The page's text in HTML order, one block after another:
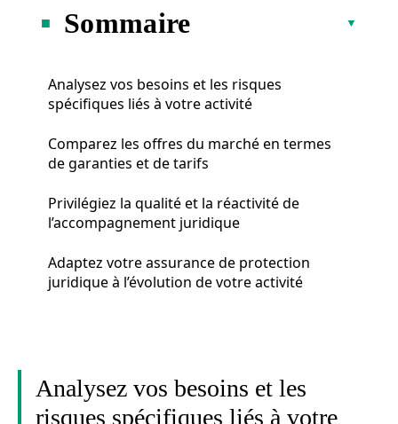
Sommaire
Analysez vos besoins et les risques
spécifiques liés à votre activité
Comparez les offres du marché en termes
de garanties et de tarifs
Privilégiez la qualité et la réactivité de
l’accompagnement juridique
Adaptez votre assurance de protection
juridique à l’évolution de votre activité
Analysez vos besoins et les
risques spécifiques liés à votre